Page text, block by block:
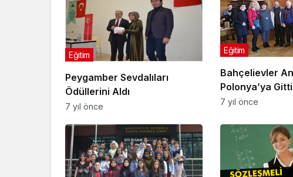
Peygamber Sevdalıları
Ödüllerini Aldı
Eğitim
7 yıl önce
Bahçelievler
Polonya’ya Gitti
Eğitim
7 yıl önce